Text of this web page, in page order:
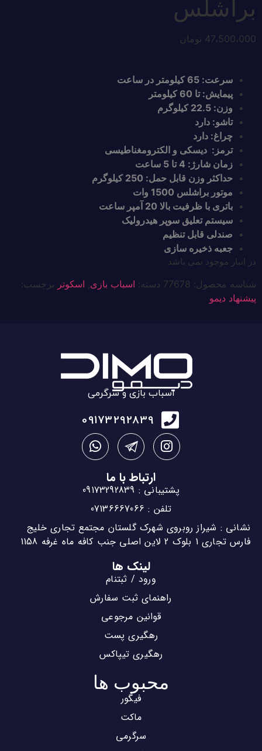
براشلس
47،500،000 تومان
سرعت: 65 کیلومتر در ساعت
پیمایش: تا 60 کیلومتر
وزن: 22.5 کیلوگرم
تاشو: دارد
چراغ: دارد
ترمز: دیسکی و الکترومغناطیسی
زمان شارژ: 4 تا 5 ساعت
حداکثر وزن قابل حمل: 250 کیلوگرم
موتور براشلس 1500 وات
باتری با ظرفیت بالا 20 آمپر ساعت
سیستم تعلیق سوپر هیدرولیک
صندلی قابل تنظیم
جعبه ذخیره سازی
در انبار موجود نمی باشد
شناسه محصول: 77678 دسته: اسباب بازی, اسکوتر برچسب:
پیشنهاد دیمو
اسباب بازی و سرگرمی
09173292839
ارتباط با ما
پشتیبانی : 09173292839
تلفن : 07136667066
نشانی : شیراز روبروی شهرک گلستان مجتمع تجاری خلیج
فارس تجاری 1 بلوک 2 لاین اصلی جنب کافه ماه غرفه 1158
لینک ها
ورود / ثبتنام
راهنمای ثبت سفارش
قوانین مرجوعی
رهگیری پست
رهگیری تیپاکس
محبوب ها
فیگور
ماکت
سرگرمی